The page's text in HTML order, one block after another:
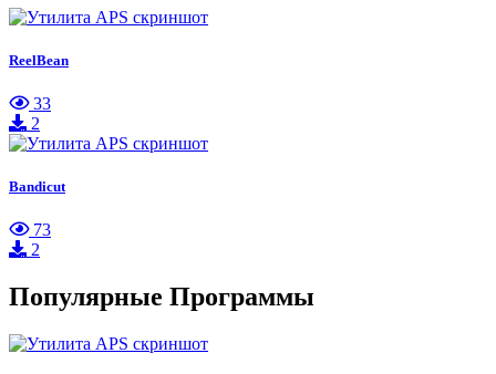
ReelBean
33
2
Bandicut
73
2
Популярные Программы